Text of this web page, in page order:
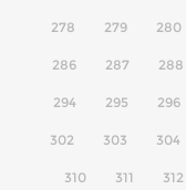
278 279 280
286 287 288
294 295 296
302 303 304
310 311 312